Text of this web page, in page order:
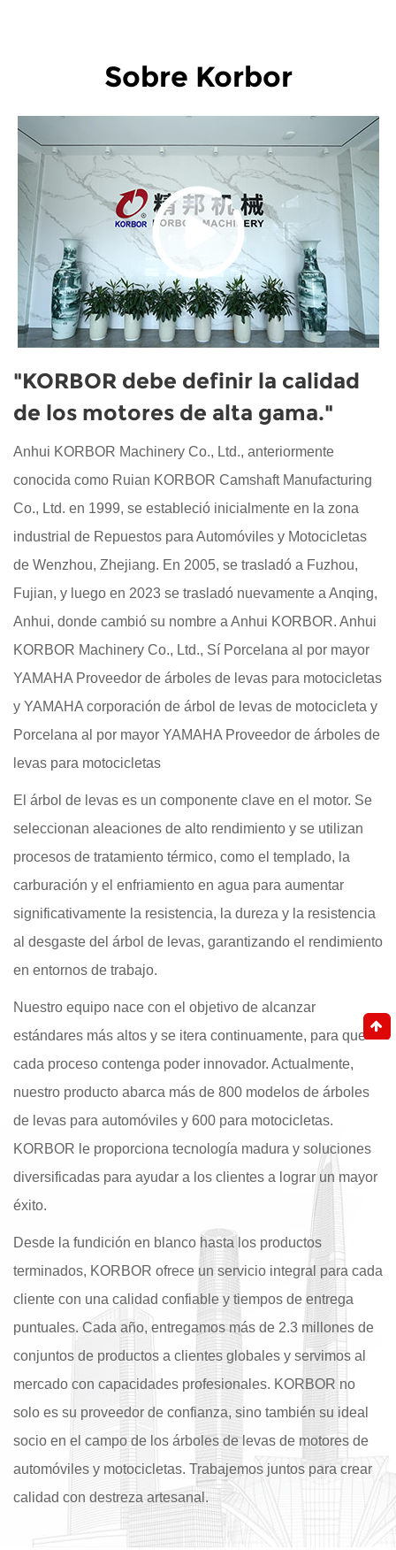
Sobre Korbor
"KORBOR debe definir la calidad
de los motores de alta gama."
Anhui KORBOR Machinery Co., Ltd., anteriormente
conocida como Ruian KORBOR Camshaft Manufacturing
Co., Ltd. en 1999, se estableció inicialmente en la zona
industrial de Repuestos para Automóviles y Motocicletas
de Wenzhou, Zhejiang. En 2005, se trasladó a Fuzhou,
Fujian, y luego en 2023 se trasladó nuevamente a Anqing,
Anhui, donde cambió su nombre a Anhui KORBOR. Anhui
KORBOR Machinery Co., Ltd., Sí Porcelana al por mayor
YAMAHA Proveedor de árboles de levas para motocicletas
y YAMAHA corporación de árbol de levas de motocicleta y
Porcelana al por mayor YAMAHA Proveedor de árboles de
levas para motocicletas
El árbol de levas es un componente clave en el motor. Se
seleccionan aleaciones de alto rendimiento y se utilizan
procesos de tratamiento térmico, como el templado, la
carburación y el enfriamiento en agua para aumentar
significativamente la resistencia, la dureza y la resistencia
al desgaste del árbol de levas, garantizando el rendimiento
en entornos de trabajo.
Nuestro equipo nace con el objetivo de alcanzar
estándares más altos y se itera continuamente, para que
cada proceso contenga poder innovador. Actualmente,
nuestro producto abarca más de 800 modelos de árboles
de levas para automóviles y 600 para motocicletas.
KORBOR le proporciona tecnología madura y soluciones
diversificadas para ayudar a los clientes a lograr un mayor
éxito.
Desde la fundición en blanco hasta los productos
terminados, KORBOR ofrece un servicio integral para cada
cliente con una calidad confiable y tiempos de entrega
puntuales. Cada año, entregamos más de 2.3 millones de
conjuntos de productos a clientes globales y servimos al
mercado con capacidades profesionales. KORBOR no
solo es su proveedor de confianza, sino también su ideal
socio en el campo de los árboles de levas de motores de
automóviles y motocicletas. Trabajemos juntos para crear
calidad con destreza artesanal.